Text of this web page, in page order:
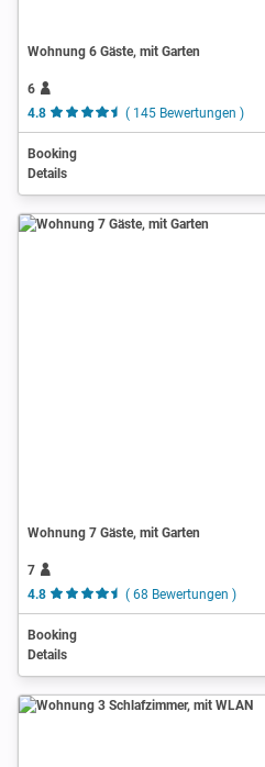
Wohnung 6 Gäste, mit Garten
6
4.8
( 145 Bewertungen )
Booking
Details
Wohnung 7 Gäste, mit Garten
7
4.8
( 68 Bewertungen )
Booking
Details